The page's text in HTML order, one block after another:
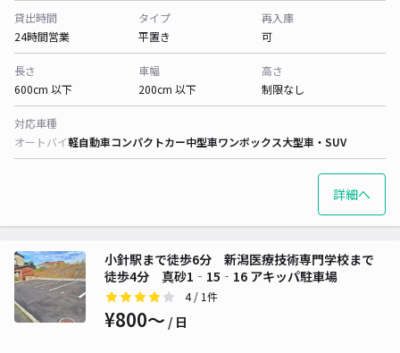
貸出時間
24時間営業
タイプ
平置き
再入庫
可
長さ
600cm 以下
車幅
200cm 以下
高さ
制限なし
対応車種
オートバイ軽自動車コンパクトカー中型車ワンボックス大型車・SUV
詳細へ
小針駅まで徒歩6分 新潟医療技術専門学校まで
徒歩4分 真砂1‐15‐16 アキッパ駐車場
4/ 1件
¥800〜 / 日